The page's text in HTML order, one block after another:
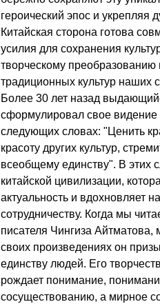
героический эпос и
Китайская сторона готова
усилия для сохранения
творческому
традиционных культур наших
Более 30 лет назад
сформулировал свое
следующих словах: "Ценить
красоту других культур,
всеобщему единству". В этих
китайской цивилизации,
актуальность и вдохновляет
сотрудничеству. Когда мы
писателя Чингиза
своих произведениях он
единству людей. Его
рождает понимание,
сосуществованию, а мирное